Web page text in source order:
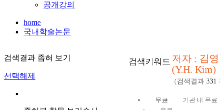
공개강의
home
국내학술논문
검색결과 좁혀 보기
선택해제
검색키워드 저자 : 김
(Y.H. Kim)
(검색결과 331
무료
기관 내 무료